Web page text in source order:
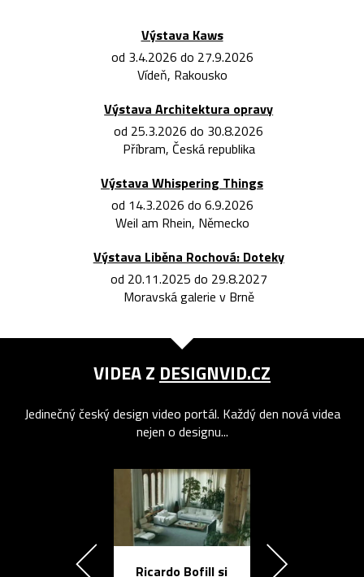
Výstava Kaws
od 3.4.2026 do 27.9.2026
Vídeň, Rakousko
Výstava Architektura opravy
od 25.3.2026 do 30.8.2026
Příbram, Česká republika
Výstava Whispering Things
od 14.3.2026 do 6.9.2026
Weil am Rhein, Německo
Výstava Liběna Rochová: Doteky
od 20.11.2025 do 29.8.2027
Moravská galerie v Brně
VIDEA Z DESIGNVID.CZ
Jedinečný český design video portál. Každý den nová videa
nejen o designu...
Ricardo Bofill si